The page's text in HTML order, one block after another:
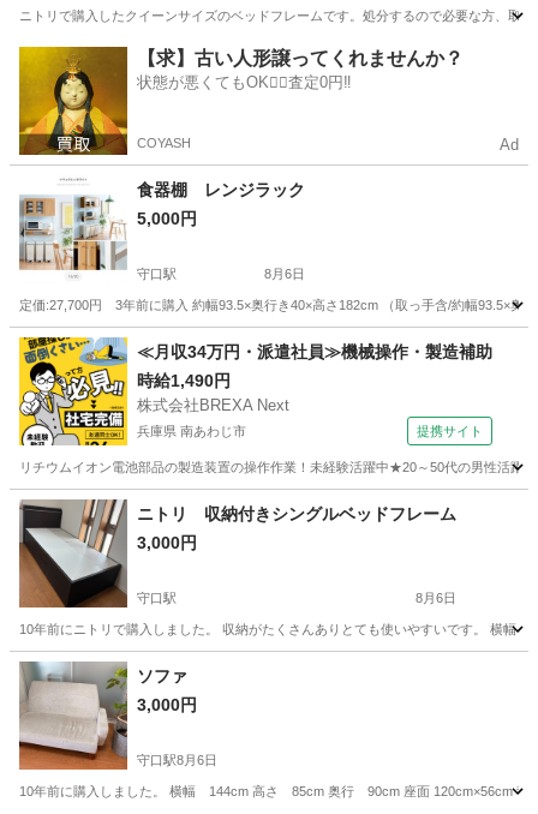
ニトリで購入したクイーンサイズのベッドフレームです。処分するので必要な方、取
今川駅 ベッド フレーム
【求】古い人形譲ってくれませんか？
状態が悪くてもOK🙆‍♀️査定0円‼️
COYASH Ad
食器棚 レンジラック
5,000円
守口駅 8月6日
定価:27,700円 3年前に購入 約幅93.5×奥行き40×高さ182cm （取っ手含/約幅93.5×奥
大阪 守口市 守口駅 収納家具
≪月収34万円・派遣社員≫機械操作・製造補助
時給1,490円
株式会社BREXA Next
兵庫県 南あわじ市 提携サイト
リチウムイオン電池部品の製造装置の操作作業！未経験活躍中★20～50代の男性活
兵庫 南あわじ市 その他
ニトリ 収納付きシングルベッドフレーム
3,000円
守口駅 8月6日
10年前にニトリで購入しました。 収納がたくさんありとても使いやすいです。 横
大阪 守口市
ソファ
3,000円
守口駅8月6日
10年前に購入しました。 横幅 144cm 高さ 85cm 奥行 90cm 座面 120cm×56cm 背